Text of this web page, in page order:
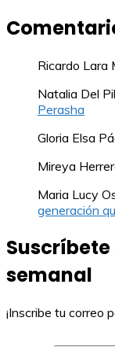
Ricardo Lara
Natalia Del
Perasha
Gloria Elsa
Mireya
Maria Lucy
generación
semanal
¡Inscribe tu correo